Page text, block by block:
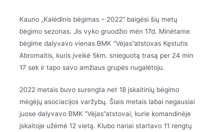
Kauno „Kalėdinis bėgimas – 2022“ baigėsi šių metų
bėgimo sezonas. Jis vyko gruodžio mėn 17d. Minėtame
bėgime dalyvavo vienas BMK “Vėjas”atstovas Kęstutis
Abromaitis, kuris įveikė 5km. snieguotą trasą per 24 min
17 sek ir tapo savo amžiaus grupės nugalėtoju.
2022 metais buvo surengta net 18 įskaitinių bėgimo
mėgėjų asociacijos varžybų. Šiais metais labai negausiai
juose dalyvavo BMK “Vėjas”atstovai, kurie komandinėje
įskaitoje užėmė 12 vietą. Klubo nariai startavo 11 rengtų